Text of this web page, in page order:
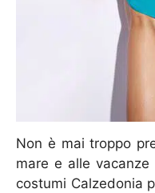
Non è mai troppo
mare e alle vacanze
costumi Calzedonia